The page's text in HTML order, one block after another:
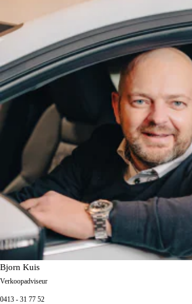
Bjorn Kuis
Verkoopadviseur
0413 - 31 77 52